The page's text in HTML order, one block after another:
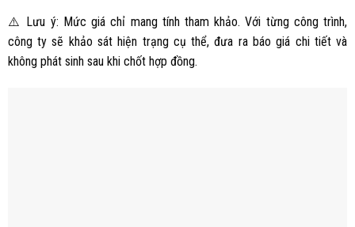
⚠️ Lưu ý: Mức giá chỉ mang tính tham khảo. Với từng công trình,
công ty sẽ khảo sát hiện trạng cụ thể, đưa ra báo giá chi tiết và
không phát sinh sau khi chốt hợp đồng.